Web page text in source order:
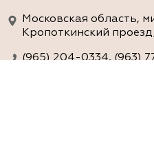
Московская область,
Кропоткинский
(965) 204-0334, (963)